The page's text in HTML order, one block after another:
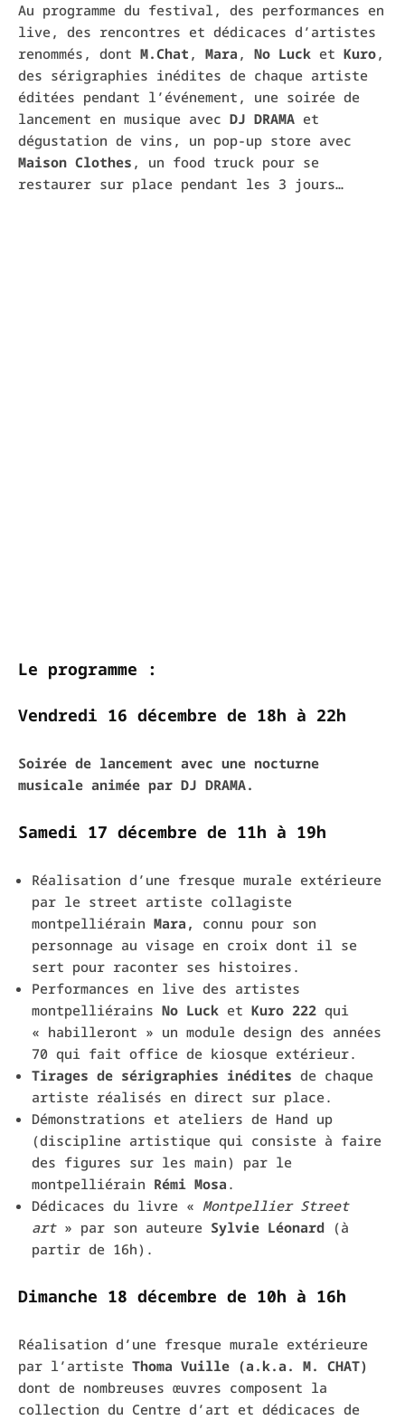
Au programme du festival, des performances en
live, des rencontres et dédicaces d’artistes
renommés, dont M.Chat , Mara , No Luck et Kuro,
des sérigraphies inédites de chaque artiste
éditées pendant l’événement, une soirée de
lancement en musique avec DJ DRAMA et
dégustation de vins, un pop-up store avec
Maison Clothes , un food truck pour se
restaurer sur place pendant les 3 jours…
Le programme :
Vendredi 16 décembre de 18h à 22h
Soirée de lancement avec une nocturne
musicale animée par DJ DRAMA.
Samedi 17 décembre de 11h à 19h
Réalisation d’une fresque murale extérieure
par le street artiste collagiste
montpelliérain Mara, connu pour son
personnage au visage en croix dont il se
sert pour raconter ses histoires.
Performances en live des artistes
montpelliérains No Luck et Kuro 222 qui
« habilleront » un module design des années
70 qui fait office de kiosque extérieur.
Tirages de sérigraphies inédites de chaque
artiste réalisés en direct sur place.
Démonstrations et ateliers de Hand up
(discipline artistique qui consiste à faire
des figures sur les main) par le
montpelliérain Rémi Mosa .
Dédicaces du livre « Montpellier Street
art» par son auteure Sylvie Léonard (à
partir de 16h).
Dimanche 18 décembre de 10h à 16h
Réalisation d’une fresque murale extérieure
par l’artiste Thoma Vuille (a.k.a. M. CHAT)
dont de nombreuses œuvres composent la
collection du Centre d’art et dédicaces de